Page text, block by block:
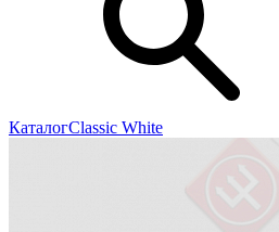
КаталогClassic White